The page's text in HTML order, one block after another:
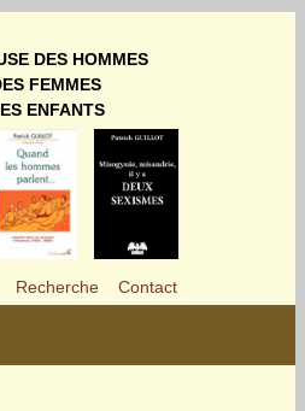
DES HOMMES
FEMMES
ENFANTS
Recherche Contact